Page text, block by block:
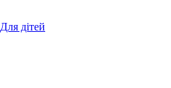
Для дітей